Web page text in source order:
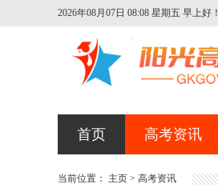
2026年08月07日 08:08 星期五 早上好！
首页 高考资讯
当前位置： 主页 > 高考资讯